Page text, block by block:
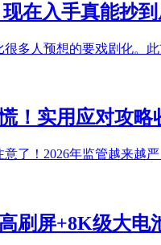
在入手真能抄
很多人预想的要戏剧化。
！实用应对攻略
了！2026年监管越来越
刷屏+8K级大电